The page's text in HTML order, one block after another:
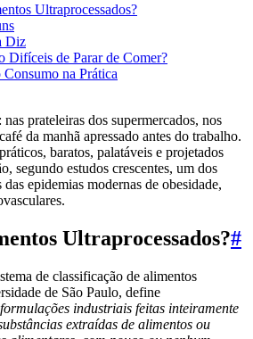
Ultraprocessados?
Diz
Difíceis de Parar de Comer?
na Prática
prateleiras dos supermercados, nos
da manhã apressado antes do trabalho.
baratos, palatáveis e projetados
segundo estudos crescentes, um dos
epidemias modernas de obesidade,
Ultraprocessados?#
de classificação de alimentos
de São Paulo, define
industriais feitas inteiramente
extraídas de alimentos ou